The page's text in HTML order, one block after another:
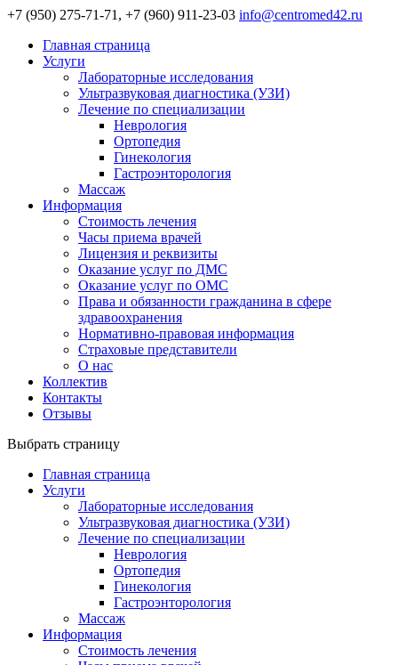
+7 (950) 275-71-71, +7 (960) 911-23-03 info@centromed42.ru
Главная страница
Услуги
Лабораторные исследования
Ультразвуковая диагностика (УЗИ)
Лечение по специализации
Неврология
Ортопедия
Гинекология
Гастроэнторология
Массаж
Информация
Стоимость лечения
Часы приема врачей
Лицензия и реквизиты
Оказание услуг по ДМС
Оказание услуг по ОМС
Права и обязанности гражданина в сфере
здравоохранения
Нормативно-правовая информация
Страховые представители
О нас
Коллектив
Контакты
Отзывы
Выбрать страницу
Главная страница
Услуги
Лабораторные исследования
Ультразвуковая диагностика (УЗИ)
Лечение по специализации
Неврология
Ортопедия
Гинекология
Гастроэнторология
Массаж
Информация
Стоимость лечения